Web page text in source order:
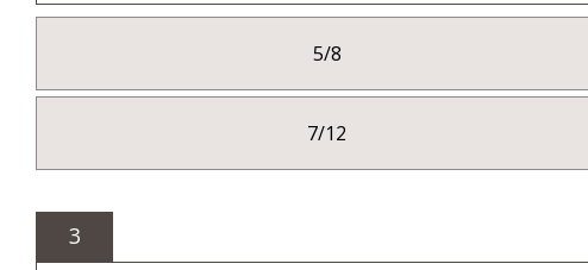
5/8
7/12
3